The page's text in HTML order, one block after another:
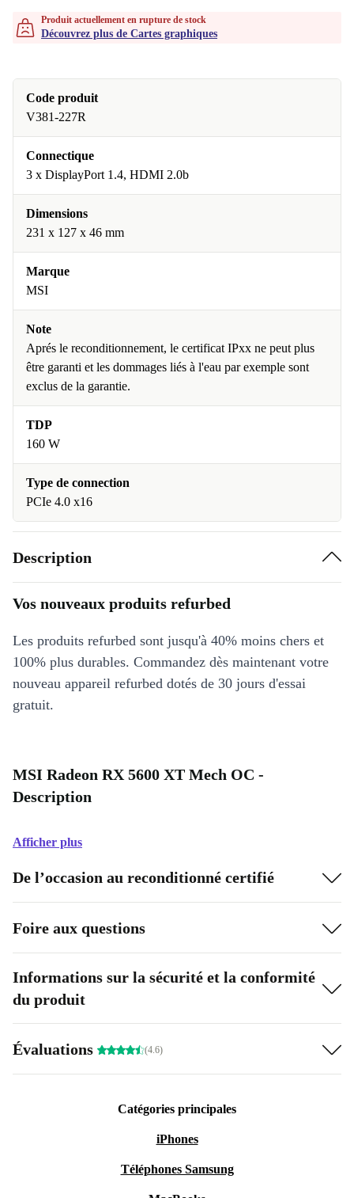
Produit actuellement en rupture de stock
Découvrez plus de Cartes graphiques
Code produit
V381-227R
Connectique
3 x DisplayPort 1.4, HDMI 2.0b
Dimensions
231 x 127 x 46 mm
Marque
MSI
Note
Aprés le reconditionnement, le certificat IPxx ne peut plus
être garanti et les dommages liés à l'eau par exemple sont
exclus de la garantie.
TDP
160 W
Type de connection
PCIe 4.0 x16
Description
Vos nouveaux produits refurbed
Les produits refurbed sont jusqu'à 40% moins chers et
100% plus durables. Commandez dès maintenant votre
nouveau appareil refurbed dotés de 30 jours d'essai
gratuit.
MSI Radeon RX 5600 XT Mech OC -
Description
Afficher plus
De l’occasion au reconditionné certifié
Foire aux questions
Informations sur la sécurité et la conformité
du produit
Évaluations (4.6)
Catégories principales
iPhones
Téléphones Samsung